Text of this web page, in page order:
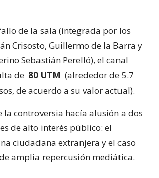
de la sala (integrada por los
Crisosto, Guillermo de la Barra y
Sebastián Perelló), el canal
de 80 UTM (alrededor de 5.7
de acuerdo a su valor actual).
la controversia hacía alusión a dos
de alto interés público: el
ciudadana extranjera y el caso
amplia repercusión mediática.